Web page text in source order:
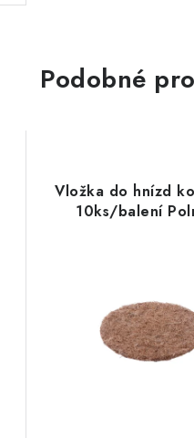
Podobné
Vložka do hnízd
10ks/balení